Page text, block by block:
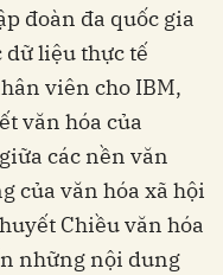
đoàn đa quốc gia
dữ liệu thực tế
viên cho IBM,
văn hóa của
các nền văn
của văn hóa xã hội
Chiều văn hóa
những nội dung